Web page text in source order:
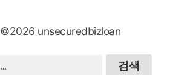
©2026 unsecuredbizloan